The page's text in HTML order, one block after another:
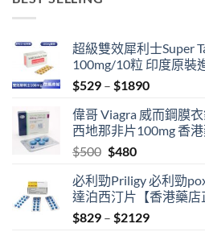
超級雙效犀利士Super
100mg/10粒 印度原裝
$529 – $1890Price
$529
through
偉哥 Viagra 威而鋼膜
西地那非片100mg 香
$500 Original
was:
$500.
$480Current
is:
$480.
必利勁Priligy 必利勁
達泊西汀片【香港藥店
$829 – $2129Price